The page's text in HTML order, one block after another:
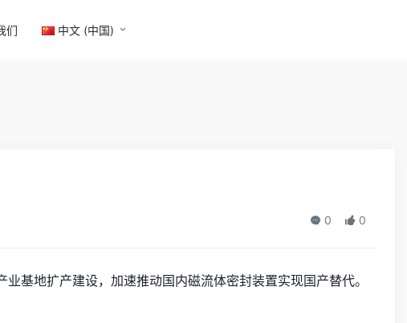
们 中文 (中国)
0 0
基地扩产建设，加速推动国内磁流体密封装置实现国产替代。